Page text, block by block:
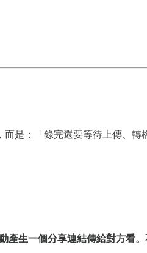
是：「錄完還要等待上傳、轉
生一個分享連結傳給對方看。